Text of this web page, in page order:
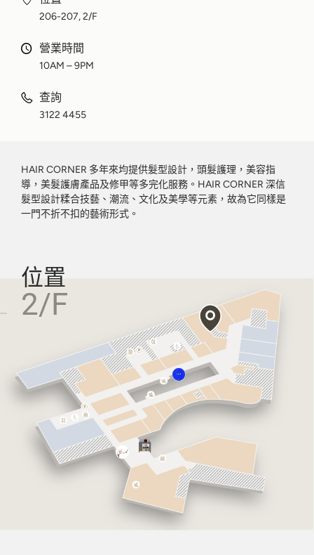
206-207, 2/F
營業時間
10AM – 9PM
查詢
3122 4455
HAIR CORNER 多年來均提供髮型設計，頭髮護理，美容指
導，美髮護膚產品及修甲等多完化服務。HAIR CORNER 深信
髮型設計糅合技藝、潮流、文化及美學等元素，故為它同樣是
一門不折不扣的藝術形式。
位置
2/F